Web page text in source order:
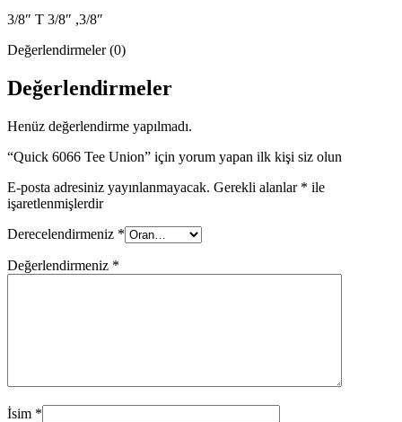
3/8″ T 3/8″ ,3/8″
Değerlendirmeler (0)
Değerlendirmeler
Henüz değerlendirme yapılmadı.
“Quick 6066 Tee Union” için yorum yapan ilk kişi siz olun
E-posta adresiniz yayınlanmayacak. Gerekli alanlar * ile
işaretlenmişlerdir
Derecelendirmeniz *
Değerlendirmeniz *
İsim *